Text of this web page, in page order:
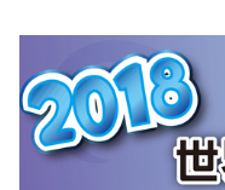
加達拜訪與省商總會珠算
心算協會林建中會長以及
省商總會珠心算數學委員會